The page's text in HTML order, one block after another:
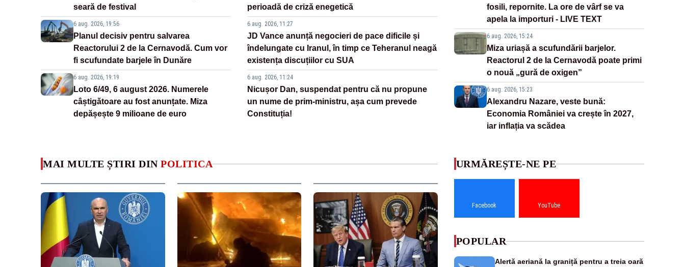
seară de festival
6 aug. 2026, 19:56
Planul decisiv pentru salvarea
Reactorului 2 de la Cernavodă. Cum vor
fi scufundate barjele în Dunăre
6 aug. 2026, 19:19
Loto 6/49, 6 august 2026. Numerele
câștigătoare au fost anunțate. Miza
depășește 9 milioane de euro
perioadă de criză enegetică
6 aug. 2026, 11:27
JD Vance anunță negocieri de pace dificile și
îndelungate cu Iranul, în timp ce Teheranul neagă
existența discuțiilor cu SUA
6 aug. 2026, 11:24
Nicușor Dan, suspendat pentru că nu propune
un nume de prim-ministru, așa cum prevede
Constituția!
fosili, repornite. La ore de vârf se va
apela la importuri - LIVE TEXT
6 aug. 2026, 15:24
Miza uriașă a scufundării barjelor.
Reactorul 2 de la Cernavodă poate primi
o nouă „gură de oxigen”
6 aug. 2026, 15:23
Alexandru Nazare, veste bună:
Economia României va crește în 2027,
iar inflația va scădea
MAI MULTE ȘTIRI DIN POLITICA URMĂREȘTE-NE PE
Facebook YouTube
POPULAR
Alertă aeriană la graniță pentru a treia oară